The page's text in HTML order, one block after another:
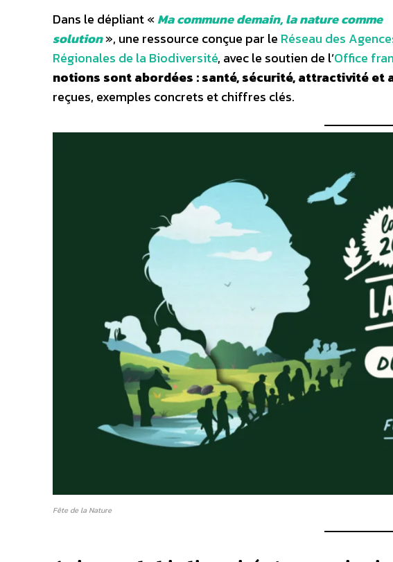
Dans le dépliant «Ma commune demain, la nature comme
solution», une ressource conçue par le Réseau des
Régionales de la Biodiversité, avec le soutien de l’Office
notions sont abordées : santé, sécurité, attractivité et
reçues, exemples concrets et chiffres clés.
Fête de la Nature